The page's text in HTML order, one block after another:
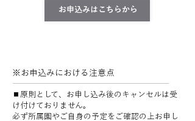
お申込みはこちらから
※お申込みにおける注意点
◼︎原則として、お申し込み後のキャンセルは受
け付けておりません。
必ず所属園やご自身の予定をご確認の上お申し